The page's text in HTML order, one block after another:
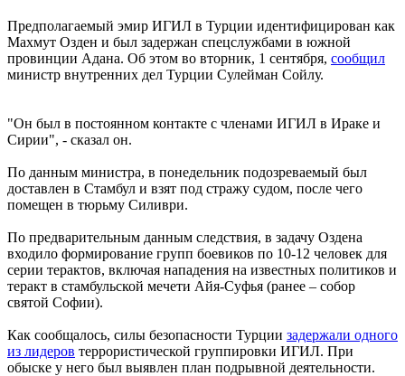
Предполагаемый эмир ИГИЛ в Турции идентифицирован как
Махмут Озден и был задержан спецслужбами в южной
провинции Адана. Об этом во вторник, 1 сентября, сообщил
министр внутренних дел Турции Сулейман Сойлу.
"Он был в постоянном контакте с членами ИГИЛ в Ираке и
Сирии", - сказал он.
По данным министра, в понедельник подозреваемый был
доставлен в Стамбул и взят под стражу судом, после чего
помещен в тюрьму Силиври.
По предварительным данным следствия, в задачу Оздена
входило формирование групп боевиков по 10-12 человек для
серии терактов, включая нападения на известных политиков и
теракт в стамбульской мечети Айя-Суфья (ранее – собор
святой Софии).
Как сообщалось, силы безопасности Турции задержали одного
из лидеров террористической группировки ИГИЛ. При
обыске у него был выявлен план подрывной деятельности.